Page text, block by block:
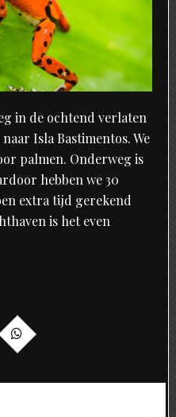
in de ochtend verlaten
Isla Bastimentos. We
palmen. Onderweg is
hebben we 30
extra tijd gerekend
is het even